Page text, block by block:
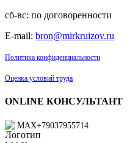
сб-вс: по договоренности
E-mail: bron@mirkruizov.ru
Политика конфиденциальности
Оценка условий труда
ONLINE КОНСУЛЬТАНТ
MAX+79037955714